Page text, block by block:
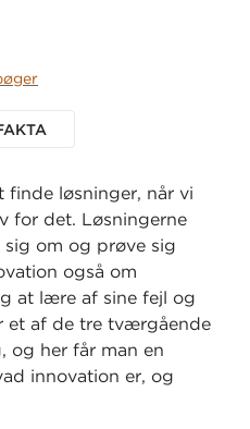
finde løsninger, når vi
for det. Løsningerne
om og prøve sig
også om
at lære af sine fejl og
et af de tre tværgående
og her får man en
innovation er, og